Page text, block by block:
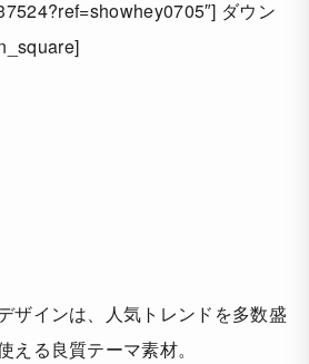
ダウン
ザインは、人気トレンドを多数盛
える良質テーマ素材。